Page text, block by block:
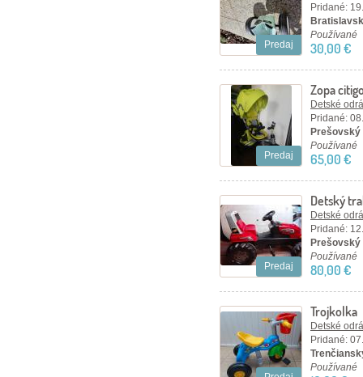
Predaj
Pridané:
Používané
30,00 €
Predaj
Zopa
Detské
Pridané:
Používané
65,00 €
Predaj
Detský
Detské
Pridané:
Prešovský
Používané
80,00 €
Trojkolka
Detské
Pridané:
Používané